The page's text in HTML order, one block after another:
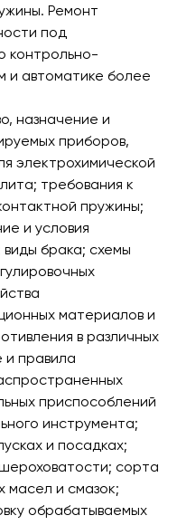
Ремонт
под
контрольно-
и автоматике более
назначение и
приборов,
электрохимической
требования к
пружины;
и условия
брака; схемы
материалов и
в различных
и правила
приспособлений
инструмента;
и посадках;
сорта
масел и смазок;
обрабатываемых